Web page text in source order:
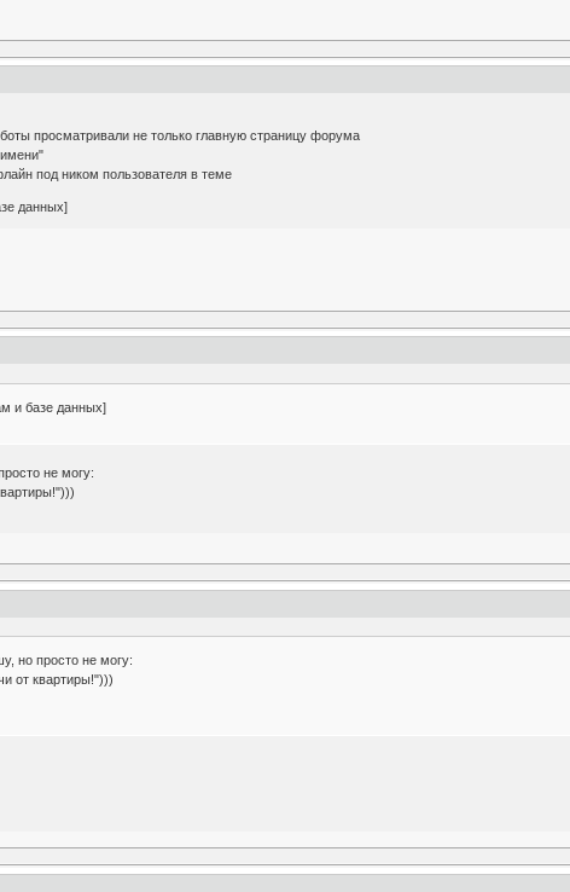
просматривали не только главную страницу форума
под ником пользователя в теме
данных]
и базе данных]
не могу:
но просто не могу:
от квартиры!")))